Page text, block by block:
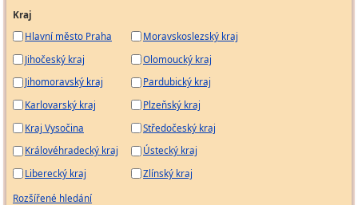
Kraj
Hlavní město Praha
Jihočeský kraj
Jihomoravský kraj
Karlovarský kraj
Kraj Vysočina
Královéhradecký kraj
Liberecký kraj
Moravskoslezský kraj
Olomoucký kraj
Pardubický kraj
Plzeňský kraj
Středočeský kraj
Ústecký kraj
Zlínský kraj
Rozšířené hledání